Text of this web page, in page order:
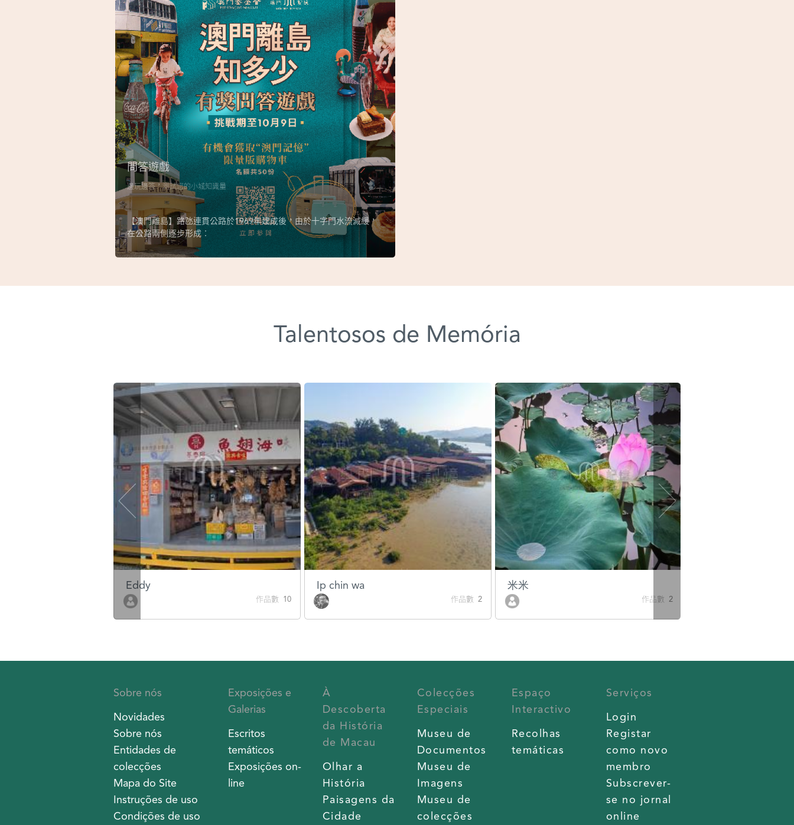
問答遊戲
邊玩邊答，測試您的小城知識量
【澳門離島】路氹連貫公路於1969年建成後，由於十字門水流減緩，
在公路兩側逐步形成︰
Talentosos de Memória
Eddy
作品數 10
Ip chin wa
作品數 2
米米
作品數 2
Sobre nós
Novidades
Sobre nós
Entidades de
colecções
Mapa do Site
Instruções de uso
Condições de uso
Exposições e
Galerias
Escritos
temáticos
Exposições on-
line
À
Descoberta
da História
de Macau
Olhar a
História
Paisagens da
Cidade
Colecções
Especiais
Museu de
Documentos
Museu de
Imagens
Museu de
colecções
Espaço
Interactivo
Recolhas
temáticas
Serviços
Login
Registar
como novo
membro
Subscrever-
se no jornal
online